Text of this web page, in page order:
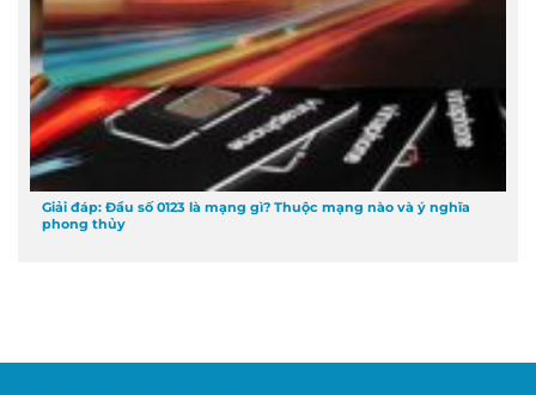
Giải đáp: Đầu số 0123 là mạng gì? Thuộc mạng nào và ý nghĩa
phong thủy